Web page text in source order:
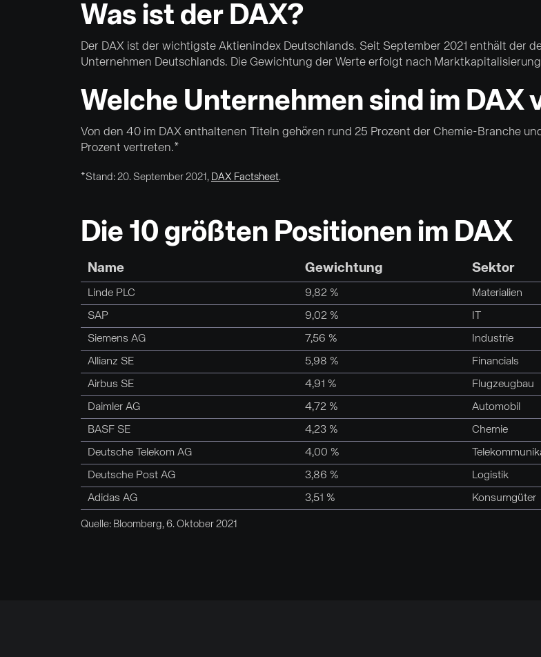
Was ist der DAX?
Der DAX ist der wichtigste Aktienindex Deutschlands. Seit September 2021 enthält der
Unternehmen Deutschlands. Die Gewichtung der Werte erfolgt nach
Welche Unternehmen sind im DAX
Von den 40 im DAX enthaltenen Titeln gehören rund 25 Prozent der Chemie-Branche
Prozent vertreten.*
*Stand: 20. September 2021, DAX Factsheet.
Die 10 größten Positionen im DAX
Name Gewichtung Sektor
Linde PLC 9,82 % Materialien
SAP 9,02 %
Siemens AG 7,56 % Industrie
Allianz SE 5,98 % Financials
Airbus SE 4,91 % Flugzeugbau
Daimler AG 4,72 % Automobil
BASF SE 4,23 % Chemie
Deutsche Telekom AG 4,00 %
Deutsche Post AG 3,86 % Logistik
Adidas AG 3,51 % Konsumgüter
Quelle: Bloomberg, 6. Oktober 2021